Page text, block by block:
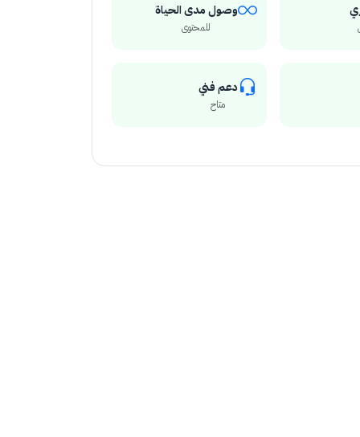
وصول مدى الحياة
للمحتوى
دعم فني
متاح